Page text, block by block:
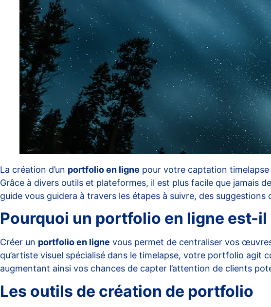
La création d’un portfolio en ligne pour votre captation
Grâce à divers outils et plateformes, il est plus facile que jamais
guide vous guidera à travers les étapes à suivre, des
Pourquoi un portfolio en ligne est-
Créer un portfolio en ligne vous permet de centraliser vos
qu’artiste visuel spécialisé dans le timelapse, votre portfolio
augmentant ainsi vos chances de capter l’attention de clients
Les outils de création de portfolio